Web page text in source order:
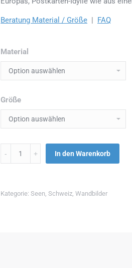
Beratung Material / Größe | FAQ
Material
Größe
Menge In den Warenkorb
Kategorie: Seen, Schweiz, Wandbilder